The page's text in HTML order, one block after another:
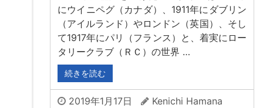
にウイニペグ（カナダ）、1911年にダブリン
（アイルランド）やロンドン（英国）、そし
て1917年にパリ（フランス）と、着実にロー
タリークラブ（ＲＣ）の世界 …
続きを読む
2019年1月17日
Kenichi Hamana